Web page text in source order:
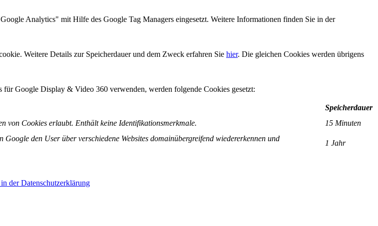
Analytics" mit Hilfe des Google Tag Managers eingesetzt. Weitere Informationen finden Sie in der
Weitere Details zur Speicherdauer und dem Zweck erfahren Sie hier. Die gleichen Cookies werden übrigens
Google Display & Video 360 verwenden, werden folgende Cookies gesetzt:
Speicherdauer
von Cookies erlaubt. Enthält keine Identifikationsmerkmale. 15 Minuten
den User über verschiedene Websites domainübergreifend wiedererkennen und
1 Jahr
der Datenschutzerklärung